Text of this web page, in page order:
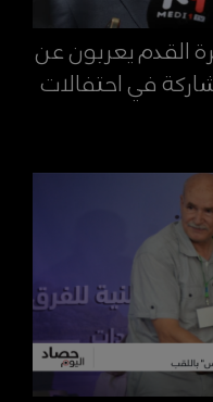
القدم يعربون عن
في احتفالات